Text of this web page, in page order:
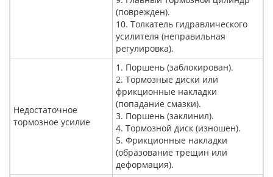
(поврежден).
10. Толкатель гидравлического
усилителя (неправильная
регулировка).
Недостаточное
тормозное усилие
1. Поршень (заблокирован).
2. Тормозные диски или
фрикционные накладки
(попадание смазки).
3. Поршень (заклинил).
4. Тормозной диск (изношен).
5. Фрикционные накладки
(образование трещин или
деформация).